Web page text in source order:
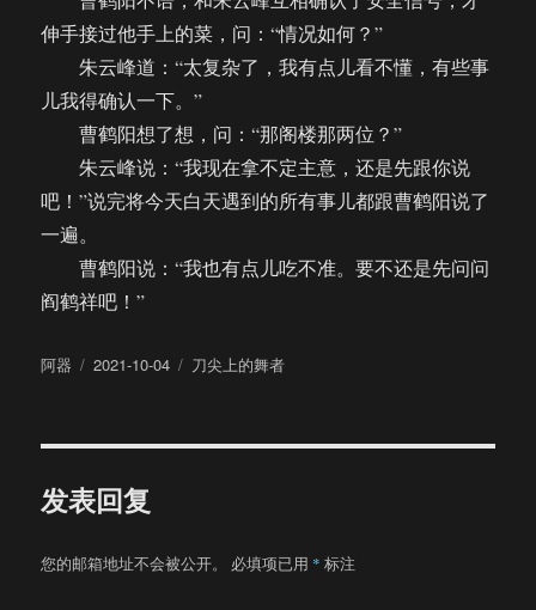
伸手接过他手上的菜，问：“情况如何？”
朱云峰道：“太复杂了，我有点儿看不懂，有些事
儿我得确认一下。”
曹鹤阳想了想，问：“那阁楼那两位？”
朱云峰说：“我现在拿不定主意，还是先跟你说
吧！”说完将今天白天遇到的所有事儿都跟曹鹤阳说了
一遍。
曹鹤阳说：“我也有点儿吃不准。要不还是先问问
阎鹤祥吧！”
作
阿器
发
2021-10-04
分
刀尖上的舞者
发表回复
您的邮箱地址不会被公开。 必填项已用 * 标注